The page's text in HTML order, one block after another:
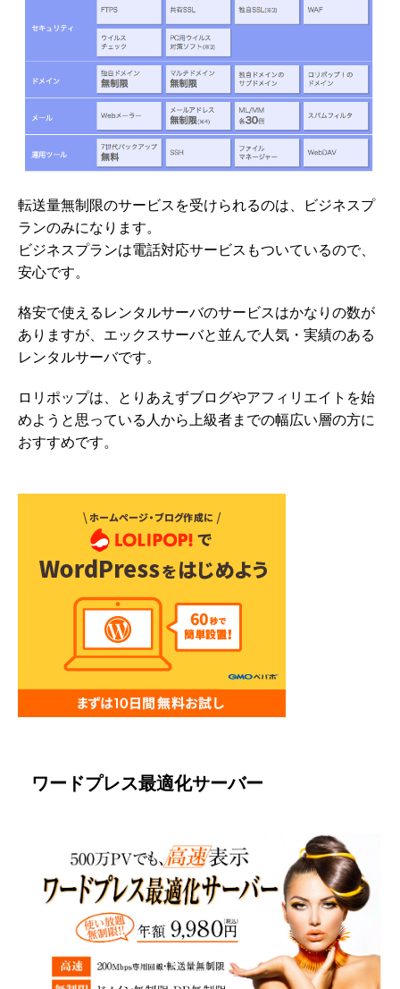
転送量無制限のサービスを受けられるのは、ビジネスプ
ランのみになります。
ビジネスプランは電話対応サービスもついているので、
安心です。
格安で使えるレンタルサーバのサービスはかなりの数が
ありますが、エックスサーバと並んで人気・実績のある
レンタルサーバです。
ロリポップは、とりあえずブログやアフィリエイトを始
めようと思っている人から上級者までの幅広い層の方に
おすすめです。
ワードプレス最適化サーバー